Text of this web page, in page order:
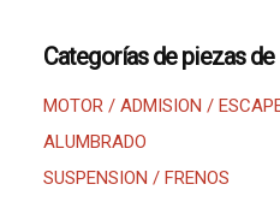
Categorías de piezas
MOTOR / ADMISION /
ALUMBRADO
SUSPENSION / FRENOS